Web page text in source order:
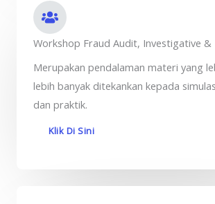
Workshop Fraud Audit, Investigative &
Merupakan pendalaman materi yang
lebih banyak ditekankan kepada
dan praktik.
Klik Di Sini